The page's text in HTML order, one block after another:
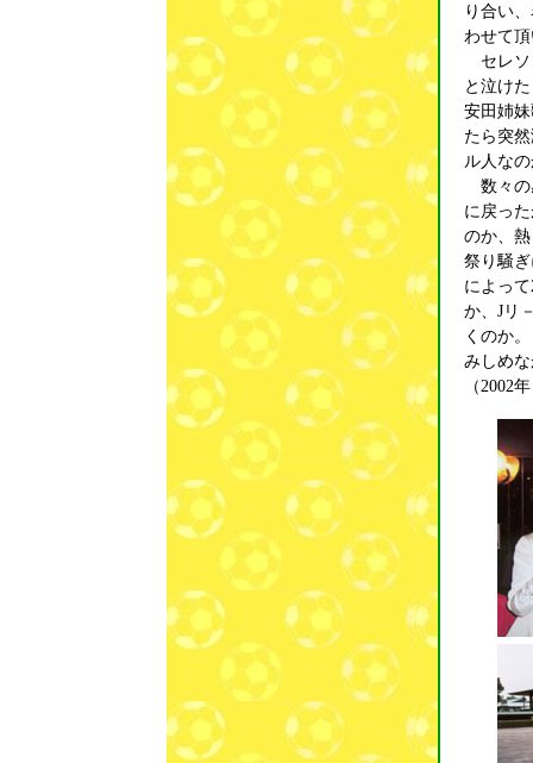
り合い
わせて
セレソ
と泣け
安田姉
たら突
ル人な
数々の
に戻っ
のか、
祭り騒
によっ
か、Jリ
くのか
みしめ
（2002